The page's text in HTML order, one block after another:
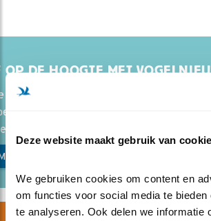
Deze website maakt gebruik van
We gebruiken cookies om content en
om functies voor social media te
te analyseren. Ook delen we informatie
OP DE HOOGTE MET
aan voor Vogelnieuws, de gratis
Zo blijf je op de hoogte van
en acties van Vogelbescherming.
VOGELNIEUWS